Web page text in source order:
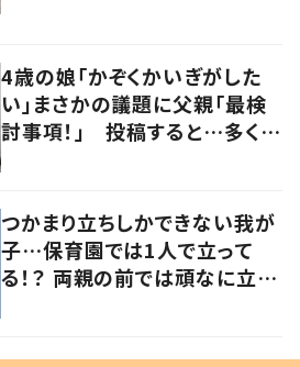
4歳の娘「かぞくかいぎがした
い」まさかの議題に父親「最検
討事項！」 投稿すると…多くの
つかまり立ちしかできない我が
子…保育園では1人で立って
る！？ 両親の前では頑なに立た